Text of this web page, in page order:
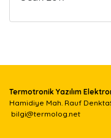
Termotronik Yazılım
Hamidiye Mah. Rauf
bilgi@termolog.net